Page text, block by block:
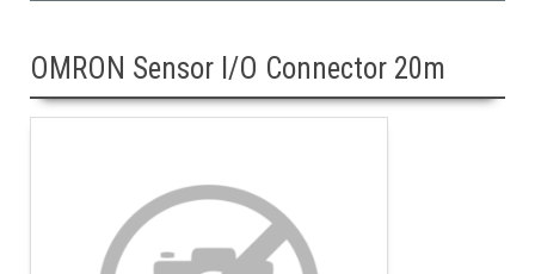
OMRON Sensor I/O Connector 20m